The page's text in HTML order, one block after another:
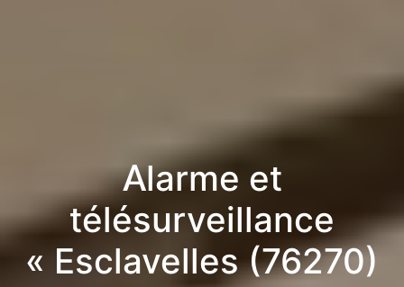
Alarme et
télésurveillance
« Esclavelles (76270)